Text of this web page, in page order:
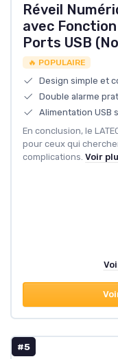
Réveil
avec
Ports USB
🔥 POPULAIRE
Design simple et
Double alarme
Alimentation USB
En conclusion, le
pour ceux qui
complications. Voir
#5